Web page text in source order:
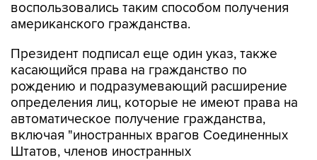
воспользовались таким способом получения
американского гражданства.
Президент подписал еще один указ, также
касающийся права на гражданство по
рождению и подразумевающий расширение
определения лиц, которые не имеют права на
автоматическое получение гражданства,
включая "иностранных врагов Соединенных
Штатов, членов иностранных